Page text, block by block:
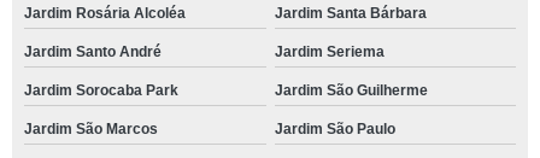
Jardim Rosária Alcoléa Jardim Santa Bárbara
Jardim Santo André Jardim Seriema
Jardim Sorocaba Park Jardim São Guilherme
Jardim São Marcos Jardim São Paulo